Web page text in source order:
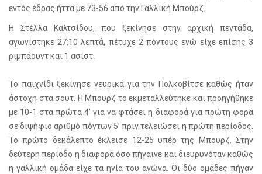
εντός έδρας ήττα με 73-56 από την Γαλλική Μπούρζ.
Η Στέλλα Καλτσίδου, που ξεκίνησε στην αρχική πεντάδα,
αγωνίστηκε 27:10 λεπτά, πέτυχε 2 πόντους ενώ είχε επίσης 3
ριμπάουντ και 1 ασίστ.
Το παιχνίδι ξεκίνησε νευρικά για την Πολκοβίτσε καθώς ήταν
άστοχη στα σουτ. Η Μπουρζ το εκμεταλλεύτηκε και προηγήθηκε
με 10-1 στα πρώτα 4’ για να φτάσει η διαφορά για πρώτη φορά
σε διψήφιο αριθμό πόντων 5’ πριν τελειώσει η πρώτη περίοδος.
Το πρώτο δεκάλεπτο έκλεισε 12-25 υπέρ της Μπουρζ. Στην
δεύτερη περίοδο η διαφορά όσο πήγαινε και διευρυνόταν καθώς
η γαλλική ομάδα είχε τα ηνία του αγώνα. Οι δύο ομάδες πήγαν